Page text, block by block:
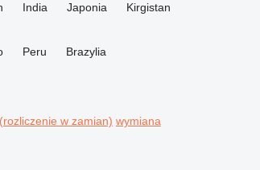
India Japonia
Kirgistan
Peru
Brazylia
w zamian) wymiana